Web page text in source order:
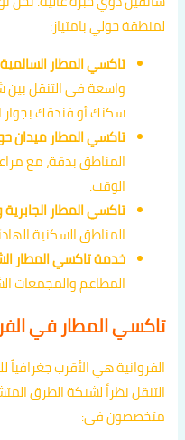
لمنطقة حولي بامتياز:
تاكسي المطار
واسعة في التنقل بين
سكنك أو فندقك
تاكسي المطار ميدان
المناطق بدقة، مع
الوقت.
تاكسي المطار الجابرية
المناطق السكنية
خدمة تاكسي المطار
المطاعم والمجمعات
تاكسي المطار في
الفروانية هي الأقرب
التنقل نظراً لشبكة الطرق
متخصصون في: